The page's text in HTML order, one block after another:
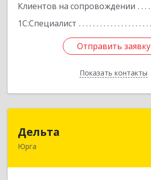
Клиентов на сопровождении
1С:Специалист
Отправить заявку
Показать контакты
Отправить заявку
Назад
Дельта
Юрга